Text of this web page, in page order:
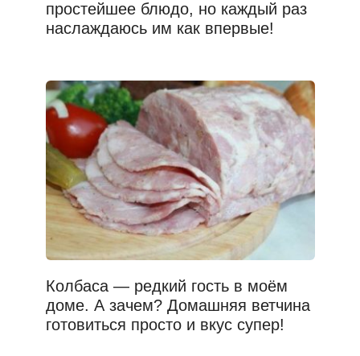
простейшее блюдо, но каждый раз
наслаждаюсь им как впервые!
Колбаса — редкий гость в моём
доме. А зачем? Домашняя ветчина
готовиться просто и вкус супер!